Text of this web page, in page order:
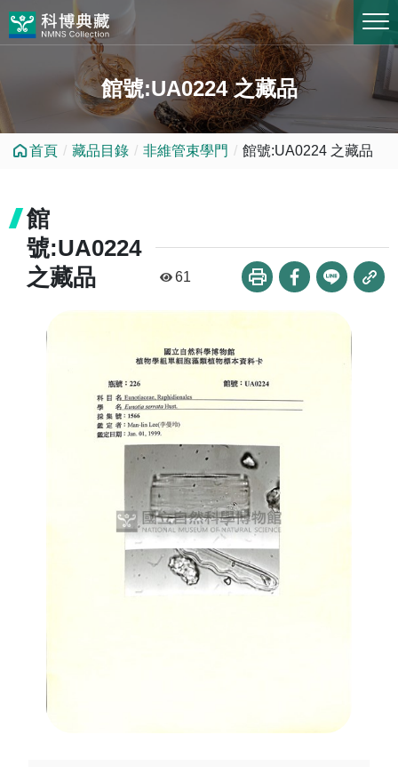
館號:UA0224 之藏品
首頁 藏品目錄 非維管束學門 館號:UA0224 之藏品
館
號:UA0224
之藏品
61